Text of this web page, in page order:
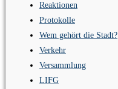
Reaktionen
Protokolle
Wem gehört die Stadt?
Verkehr
Versammlung
LIFG